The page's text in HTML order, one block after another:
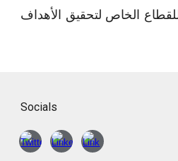
الخاص لتحقيق الأهداف
Socials